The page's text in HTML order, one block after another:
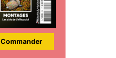
Commander